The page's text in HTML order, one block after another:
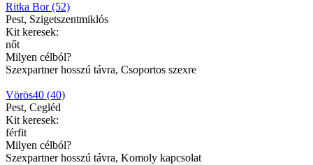
Ritka Bor (52)
Pest, Szigetszentmiklós
Kit keresek:
nőt
Milyen célból?
Szexpartner hosszú távra, Csoportos szexre
Vörös40 (40)
Pest, Cegléd
Kit keresek:
férfit
Milyen célból?
Szexpartner hosszú távra, Komoly kapcsolat